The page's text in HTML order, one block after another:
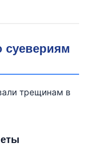
суевериям
трещинам в